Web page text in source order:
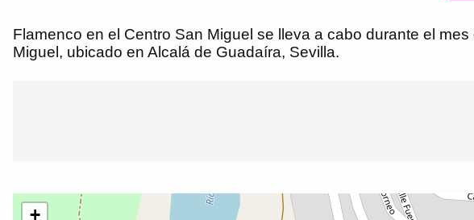
Flamenco en el Centro San Miguel se lleva a cabo durante el
Miguel, ubicado en Alcalá de Guadaíra, Sevilla.